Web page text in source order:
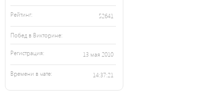
Рейтинг: 52641
Побед в Викторине:
Регистрация: 13 мая 2010
Времени в чате: 14:37:21